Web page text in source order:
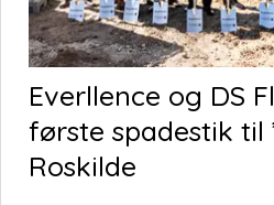
Everllence og DS
første spadestik til
Roskilde